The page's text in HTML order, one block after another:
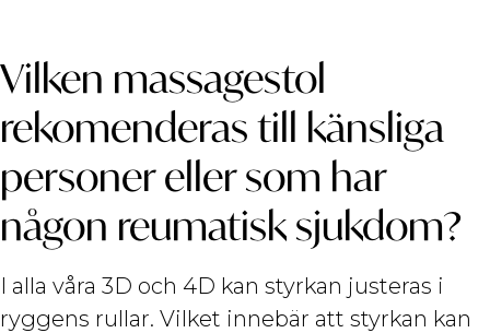
Vilken massagestol
rekomenderas till känsliga
personer eller som har
någon reumatisk sjukdom?
I alla våra 3D och 4D kan styrkan justeras i
ryggens rullar. Vilket innebär att styrkan kan